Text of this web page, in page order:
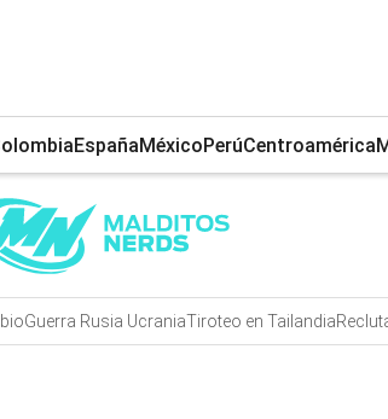
EspañaMéxicoPerúCentroamérica
Guerra Rusia UcraniaTiroteo en Tailandia